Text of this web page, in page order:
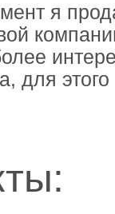
я
для